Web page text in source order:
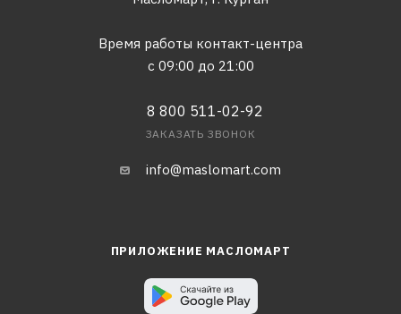
Время работы контакт-центра
с 09:00 до 21:00
8 800 511-02-92
ЗАКАЗАТЬ ЗВОНОК
info@maslomart.com
ПРИЛОЖЕНИЕ МАСЛОМАРТ